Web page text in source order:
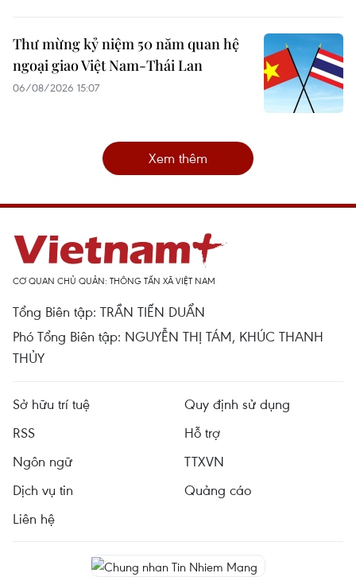
Thư mừng kỷ niệm 50 năm quan hệ
ngoại giao Việt Nam-Thái Lan
06/08/2026 15:07
Xem thêm
CƠ QUAN CHỦ QUẢN: THÔNG TẤN XÃ VIỆT NAM
Tổng Biên tập: TRẦN TIẾN DUẨN
Phó Tổng Biên tập: NGUYỄN THỊ TÁM, KHÚC THANH
THỦY
Sở hữu trí tuệ
Quy định sử dụng
RSS
Hỗ trợ
Ngôn ngữ
TTXVN
Dịch vụ tin
Quảng cáo
Liên hệ